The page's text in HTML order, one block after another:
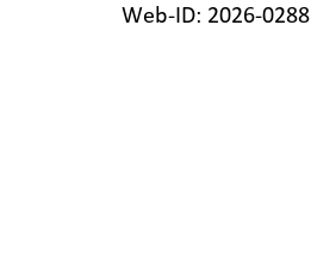
Web-ID: 2026-0288